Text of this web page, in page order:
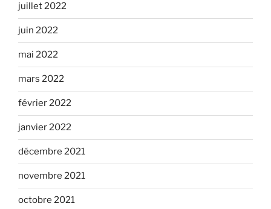
juillet 2022
juin 2022
mai 2022
mars 2022
février 2022
janvier 2022
décembre 2021
novembre 2021
octobre 2021